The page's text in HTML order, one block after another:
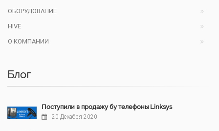
ОБОРУДОВАНИЕ
HIVE
О КОМПАНИИ
Блог
Поступили в продажу бу телефоны Linksys
20 Декабря 2020